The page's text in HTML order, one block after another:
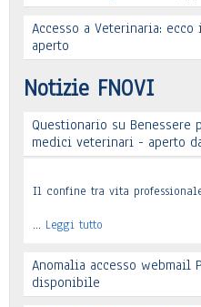
Leggi tutto
Leggi tutto
Leggi tutto
Accesso a Veterinaria:
aperto
Leggi tutto
Notizie FNOVI
Questionario su
medici veterinari - aperto
Il confine tra vita
… Leggi tutto
Anomalia accesso webmail
disponibile